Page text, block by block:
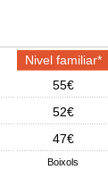
Nivel familiar*
55€
52€
47€
Boixols